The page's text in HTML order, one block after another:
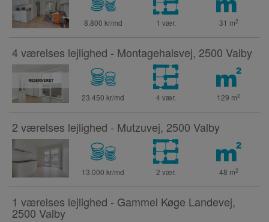
8.800 kr/md 1 vær. 31 m2
4 værelses lejlighed - Montagehalsvej, 2500 Valby
23.450 kr/md 4 vær. 129 m2
2 værelses lejlighed - Mutzuvej, 2500 Valby
13.000 kr/md 2 vær. 48 m2
1 værelses lejlighed - Gammel Køge Landevej,
2500 Valby